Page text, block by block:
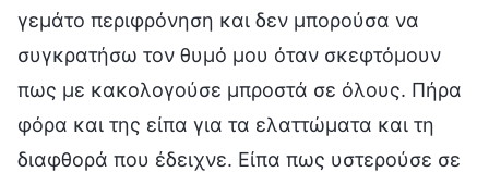
γεμάτο περιφρόνηση και δεν μπορούσα να
συγκρατήσω τον θυμό μου όταν σκεφτόμουν
πως με κακολογούσε μπροστά σε όλους. Πήρα
φόρα και της είπα για τα ελαττώματα και τη
διαφθορά που έδειχνε. Είπα πως υστερούσε σε